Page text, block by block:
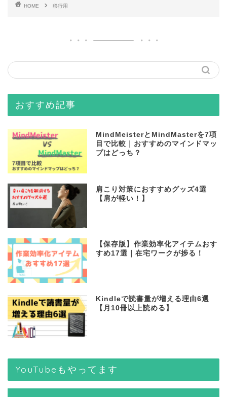
HOME 移行用
おすすめ記事
MindMeisterとMindMasterを7項
目で比較｜おすすめのマインドマッ
プはどっち？
肩こり対策におすすめグッズ4選
【肩が軽い！】
【保存版】作業効率化アイテムおす
すめ17選｜在宅ワークが捗る！
Kindleで読書量が増える理由6選
【月10冊以上読める】
YouTubeもやってます